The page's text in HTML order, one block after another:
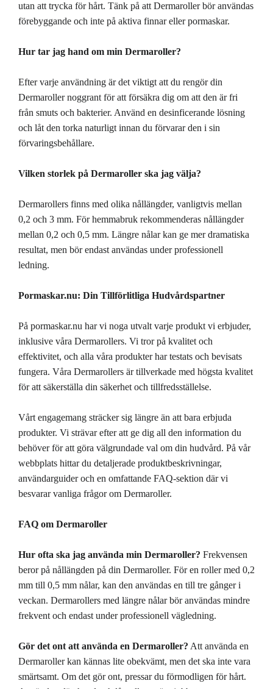
utan att trycka för hårt. Tänk på att Dermaroller bör användas
förebyggande och inte på aktiva finnar eller pormaskar.
Hur tar jag hand om min Dermaroller?
Efter varje användning är det viktigt att du rengör din
Dermaroller noggrant för att försäkra dig om att den är fri
från smuts och bakterier. Använd en desinficerande lösning
och låt den torka naturligt innan du förvarar den i sin
förvaringsbehållare.
Vilken storlek på Dermaroller ska jag välja?
Dermarollers finns med olika nållängder, vanligtvis mellan
0,2 och 3 mm. För hemmabruk rekommenderas nållängder
mellan 0,2 och 0,5 mm. Längre nålar kan ge mer dramatiska
resultat, men bör endast användas under professionell
ledning.
Pormaskar.nu: Din Tillförlitliga Hudvårdspartner
På pormaskar.nu har vi noga utvalt varje produkt vi erbjuder,
inklusive våra Dermarollers. Vi tror på kvalitet och
effektivitet, och alla våra produkter har testats och bevisats
fungera. Våra Dermarollers är tillverkade med högsta kvalitet
för att säkerställa din säkerhet och tillfredsställelse.
Vårt engagemang sträcker sig längre än att bara erbjuda
produkter. Vi strävar efter att ge dig all den information du
behöver för att göra välgrundade val om din hudvård. På vår
webbplats hittar du detaljerade produktbeskrivningar,
användarguider och en omfattande FAQ-sektion där vi
besvarar vanliga frågor om Dermaroller.
FAQ om Dermaroller
Hur ofta ska jag använda min Dermaroller? Frekvensen
beror på nållängden på din Dermaroller. För en roller med 0,2
mm till 0,5 mm nålar, kan den användas en till tre gånger i
veckan. Dermarollers med längre nålar bör användas mindre
frekvent och endast under professionell vägledning.
Gör det ont att använda en Dermaroller? Att använda en
Dermaroller kan kännas lite obekvämt, men det ska inte vara
smärtsamt. Om det gör ont, pressar du förmodligen för hårt.